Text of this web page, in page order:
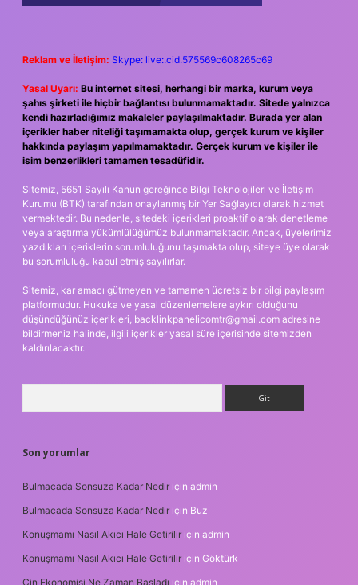
Reklam ve İletişim: Skype: live:.cid.575569c608265c69
Yasal Uyarı: Bu internet sitesi, herhangi bir marka, kurum veya
şahıs şirketi ile hiçbir bağlantısı bulunmamaktadır. Sitede yalnızca
kendi hazırladığımız makaleler paylaşılmaktadır. Burada yer alan
içerikler haber niteliği taşımamakta olup, gerçek kurum ve kişiler
hakkında paylaşım yapılmamaktadır. Gerçek kurum ve kişiler ile
isim benzerlikleri tamamen tesadüfidir.
Sitemiz, 5651 Sayılı Kanun gereğince Bilgi Teknolojileri ve İletişim
Kurumu (BTK) tarafından onaylanmış bir Yer Sağlayıcı olarak hizmet
vermektedir. Bu nedenle, sitedeki içerikleri proaktif olarak denetleme
veya araştırma yükümlülüğümüz bulunmamaktadır. Ancak, üyelerimiz
yazdıkları içeriklerin sorumluluğunu taşımakta olup, siteye üye olarak
bu sorumluluğu kabul etmiş sayılırlar.
Sitemiz, kar amacı gütmeyen ve tamamen ücretsiz bir bilgi paylaşım
platformudur. Hukuka ve yasal düzenlemelere aykırı olduğunu
düşündüğünüz içerikleri, backlinkpanelicomtr@gmail.com adresine
bildirmeniz halinde, ilgili içerikler yasal süre içerisinde sitemizden
kaldırılacaktır.
Son yorumlar
Bulmacada Sonsuza Kadar Nedir için admin
Bulmacada Sonsuza Kadar Nedir için Buz
Konuşmamı Nasıl Akıcı Hale Getirilir için admin
Konuşmamı Nasıl Akıcı Hale Getirilir için Göktürk
Çin Ekonomisi Ne Zaman Başladı için admin